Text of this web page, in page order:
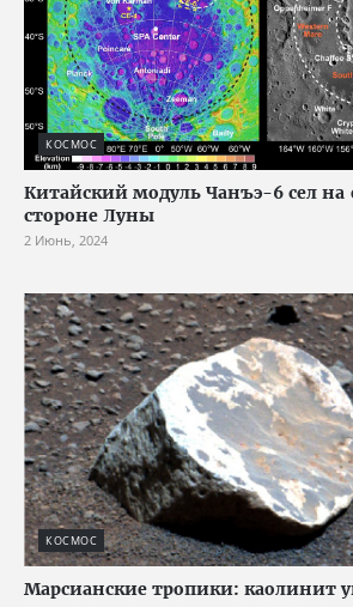
КОСМОС
Китайский модуль Чанъэ-6 сел на
стороне Луны
2 Июнь, 2024
КОСМОС
Марсианские тропики: каолинит